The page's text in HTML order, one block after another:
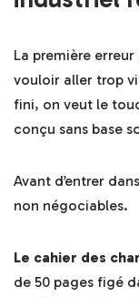
La première
vouloir aller trop
fini, on veut le
conçu sans base
Avant d’entrer
non négociables.
Le cahier des
de 50 pages figé